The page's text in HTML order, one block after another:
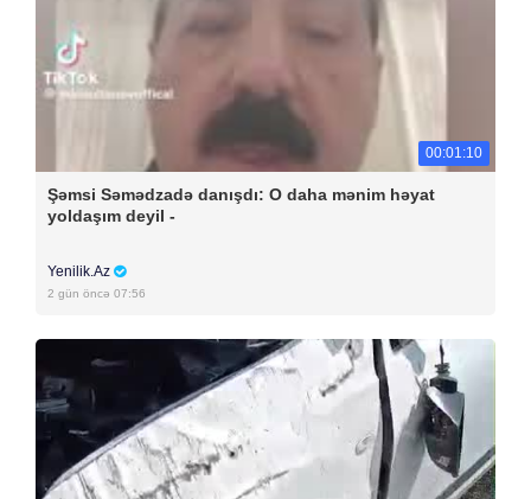
00:01:10
Şəmsi Səmədzadə danışdı: O daha mənim həyat
yoldaşım deyil -
Yenilik.Az
2 gün öncə 07:56